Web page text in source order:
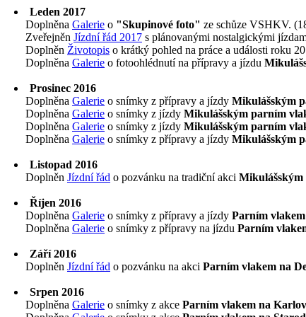
Leden 2017
Doplněna Galerie o "Skupinové foto" ze schůze VSHKV.
Zveřejněn Jízdní řád 2017 s plánovanými nostalgickými
Doplněn Životopis o krátký pohled na práce a události roku
Doplněna Galerie o fotoohlédnutí na přípravy a jízdu
Prosinec 2016
Doplněna Galerie o snímky z přípravy a jízdy Mikulášským
Doplněna Galerie o snímky z jízdy Mikulášským parním
Doplněna Galerie o snímky z jízdy Mikulášským parním
Doplněna Galerie o snímky z přípravy a jízdy Mikulášským
Listopad 2016
Doplněn Jízdní řád o pozvánku na tradiční akci Mikulášským
Říjen 2016
Doplněna Galerie o snímky z přípravy a jízdy Parním
Doplněna Galerie o snímky z přípravy na jízdu Parním
Září 2016
Doplněn Jízdní řád o pozvánku na akci Parním vlakem na
Srpen 2016
Doplněna Galerie o snímky z akce Parním vlakem na